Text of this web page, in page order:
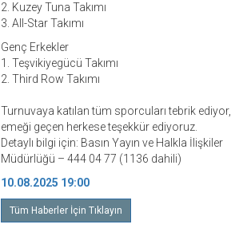
2. Kuzey Tuna Takımı
3. All-Star Takımı
Genç Erkekler
1. Teşvikiyegücü Takımı
2. Third Row Takımı
Turnuvaya katılan tüm sporcuları tebrik ediyor,
emeği geçen herkese teşekkür ediyoruz.
Detaylı bilgi için: Basın Yayın ve Halkla İlişkiler
Müdürlüğü – 444 04 77 (1136 dahili)
10.08.2025 19:00
Tüm Haberler İçin Tıklayın